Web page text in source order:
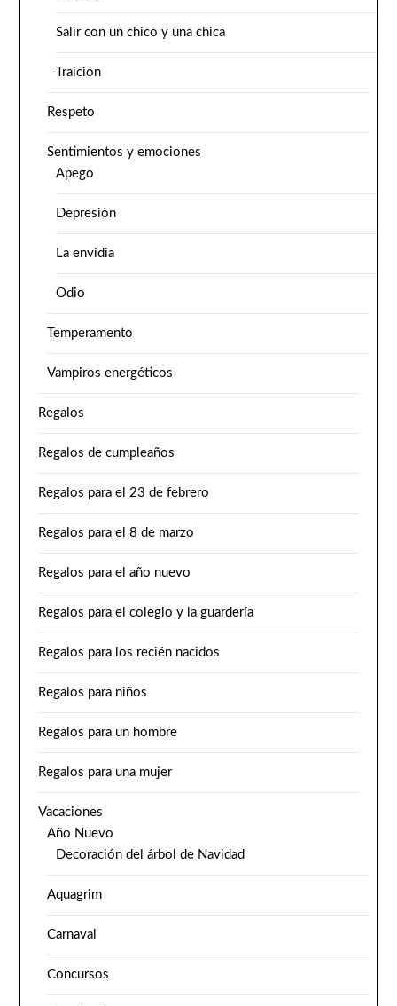
Salir con un chico y una chica
Traición
Respeto
Sentimientos y emociones
Apego
Depresión
La envidia
Odio
Temperamento
Vampiros energéticos
Regalos
Regalos de cumpleaños
Regalos para el 23 de febrero
Regalos para el 8 de marzo
Regalos para el año nuevo
Regalos para el colegio y la guardería
Regalos para los recién nacidos
Regalos para niños
Regalos para un hombre
Regalos para una mujer
Vacaciones
Año Nuevo
Decoración del árbol de Navidad
Aquagrim
Carnaval
Concursos